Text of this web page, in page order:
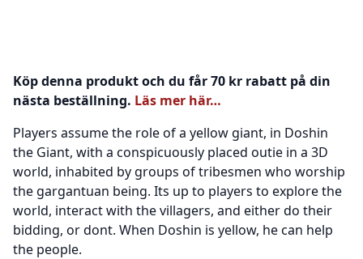
Köp denna produkt och du får 70 kr rabatt på din
nästa beställning. Läs mer här…
Players assume the role of a yellow giant, in Doshin
the Giant, with a conspicuously placed outie in a 3D
world, inhabited by groups of tribesmen who worship
the gargantuan being. Its up to players to explore the
world, interact with the villagers, and either do their
bidding, or dont. When Doshin is yellow, he can help
the people.